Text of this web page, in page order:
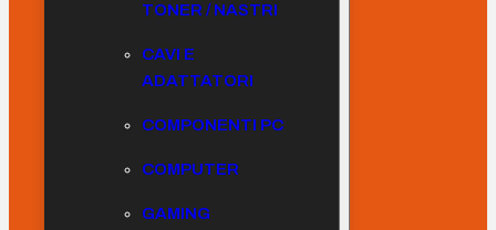
TONER / NASTRI
CAVI E
ADATTATORI
COMPONENTI PC
COMPUTER
GAMING